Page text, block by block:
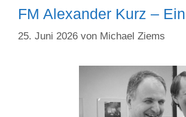
FM Alexander Kurz –
25. Juni 2026 von Michael Ziems